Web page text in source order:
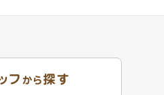
フ から探す